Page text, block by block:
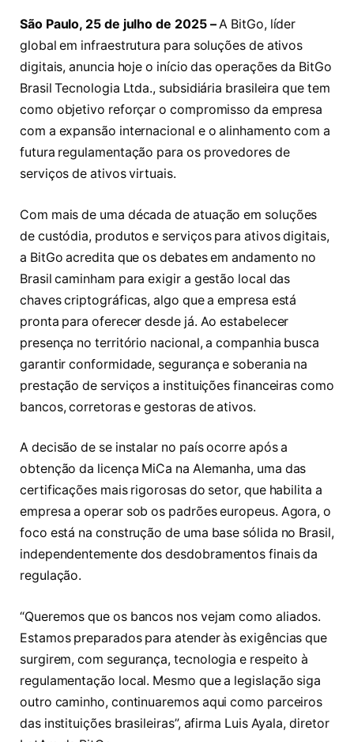
São Paulo, 25 de julho de 2025 –A BitGo, líder
global em infraestrutura para soluções de ativos
digitais, anuncia hoje o início das operações da BitGo
Brasil Tecnologia Ltda., subsidiária brasileira que tem
como objetivo reforçar o compromisso da empresa
com a expansão internacional e o alinhamento com a
futura regulamentação para os provedores de
serviços de ativos virtuais.
Com mais de uma década de atuação em soluções
de custódia, produtos e serviços para ativos digitais,
a BitGo acredita que os debates em andamento no
Brasil caminham para exigir a gestão local das
chaves criptográficas, algo que a empresa está
pronta para oferecer desde já. Ao estabelecer
presença no território nacional, a companhia busca
garantir conformidade, segurança e soberania na
prestação de serviços a instituições financeiras como
bancos, corretoras e gestoras de ativos.
A decisão de se instalar no país ocorre após a
obtenção da licença MiCa na Alemanha, uma das
certificações mais rigorosas do setor, que habilita a
empresa a operar sob os padrões europeus. Agora, o
foco está na construção de uma base sólida no Brasil,
independentemente dos desdobramentos finais da
regulação.
“Queremos que os bancos nos vejam como aliados.
Estamos preparados para atender às exigências que
surgirem, com segurança, tecnologia e respeito à
regulamentação local. Mesmo que a legislação siga
outro caminho, continuaremos aqui como parceiros
das instituições brasileiras”, afirma Luis Ayala, diretor